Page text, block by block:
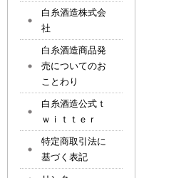
白糸酒造株式会
社
白糸酒造商品発
売についてのお
ことわり
白糸酒造公式ｔ
ｗｉｔｔｅｒ
特定商取引法に
基づく表記